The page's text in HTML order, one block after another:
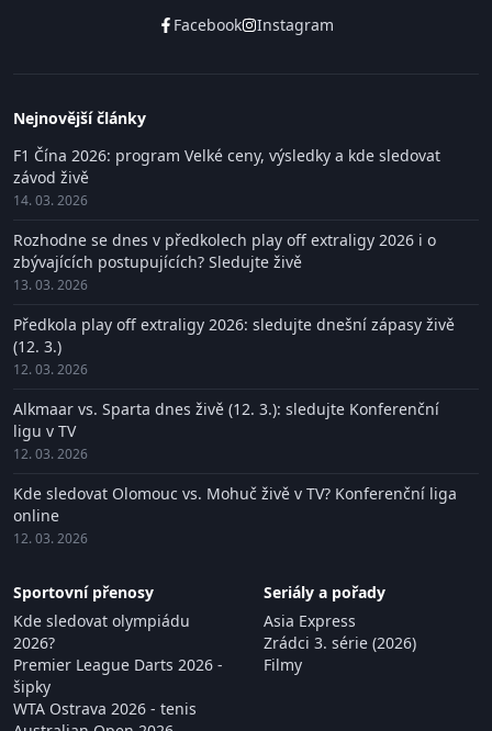
Facebook Instagram
Nejnovější články
F1 Čína 2026: program Velké ceny, výsledky a kde sledovat
závod živě
14. 03. 2026
Rozhodne se dnes v předkolech play off extraligy 2026 i o
zbývajících postupujících? Sledujte živě
13. 03. 2026
Předkola play off extraligy 2026: sledujte dnešní zápasy živě
(12. 3.)
12. 03. 2026
Alkmaar vs. Sparta dnes živě (12. 3.): sledujte Konferenční
ligu v TV
12. 03. 2026
Kde sledovat Olomouc vs. Mohuč živě v TV? Konferenční liga
online
12. 03. 2026
Sportovní přenosy
Kde sledovat olympiádu
2026?
Premier League Darts 2026 -
šipky
WTA Ostrava 2026 - tenis
Seriály a pořady
Asia Express
Zrádci 3. série (2026)
Filmy